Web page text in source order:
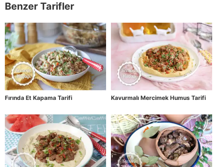
Benzer Tarifler
Fırında Et Kapama Tarifi Kavurmalı Mercimek Humus Tarifi